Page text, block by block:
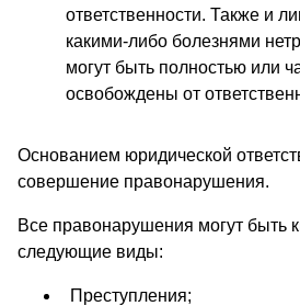
ответственности. Также и
какими-либо болезнями
могут быть полностью или
освобождены от
Основанием юридической
совершение правонарушения.
Все правонарушения могут быть
следующие виды:
Преступления;